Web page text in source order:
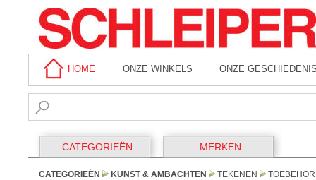
HOME ONZE WINKELS ONZE
CATEGORIEËN MERKEN
CATEGORIEËN KUNST & AMBACHTEN TEKENEN